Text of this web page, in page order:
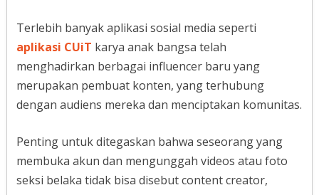
Terlebih banyak aplikasi sosial media seperti
aplikasi CUiT karya anak bangsa telah
menghadirkan berbagai influencer baru yang
merupakan pembuat konten, yang terhubung
dengan audiens mereka dan menciptakan komunitas.
Penting untuk ditegaskan bahwa seseorang yang
membuka akun dan mengunggah videos atau foto
seksi belaka tidak bisa disebut content creator,